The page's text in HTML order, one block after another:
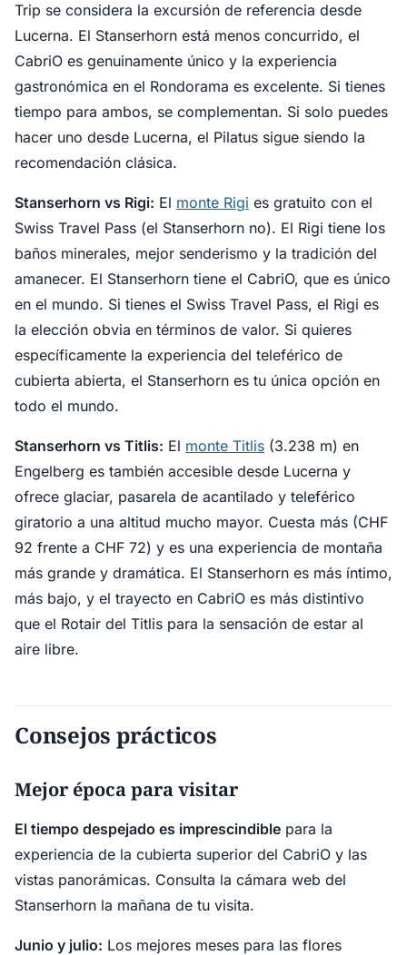
Trip se considera la excursión de referencia desde
Lucerna. El Stanserhorn está menos concurrido, el
CabriO es genuinamente único y la experiencia
gastronómica en el Rondorama es excelente. Si tienes
tiempo para ambos, se complementan. Si solo puedes
hacer uno desde Lucerna, el Pilatus sigue siendo la
recomendación clásica.
Stanserhorn vs Rigi: El monte Rigi es gratuito con el
Swiss Travel Pass (el Stanserhorn no). El Rigi tiene los
baños minerales, mejor senderismo y la tradición del
amanecer. El Stanserhorn tiene el CabriO, que es único
en el mundo. Si tienes el Swiss Travel Pass, el Rigi es
la elección obvia en términos de valor. Si quieres
específicamente la experiencia del teleférico de
cubierta abierta, el Stanserhorn es tu única opción en
todo el mundo.
Stanserhorn vs Titlis: El monte Titlis (3.238 m) en
Engelberg es también accesible desde Lucerna y
ofrece glaciar, pasarela de acantilado y teleférico
giratorio a una altitud mucho mayor. Cuesta más (CHF
92 frente a CHF 72) y es una experiencia de montaña
más grande y dramática. El Stanserhorn es más íntimo,
más bajo, y el trayecto en CabriO es más distintivo
que el Rotair del Titlis para la sensación de estar al
aire libre.
Consejos prácticos
Mejor época para visitar
El tiempo despejado es imprescindible para la
experiencia de la cubierta superior del CabriO y las
vistas panorámicas. Consulta la cámara web del
Stanserhorn la mañana de tu visita.
Junio y julio: Los mejores meses para las flores